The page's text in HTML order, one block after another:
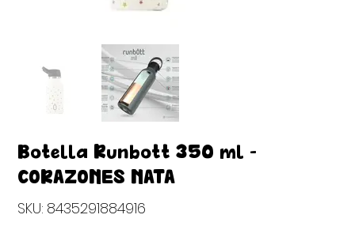
Botella Runbott 350 ml -
CORAZONES NATA
SKU: 8435291884916
8435291884916